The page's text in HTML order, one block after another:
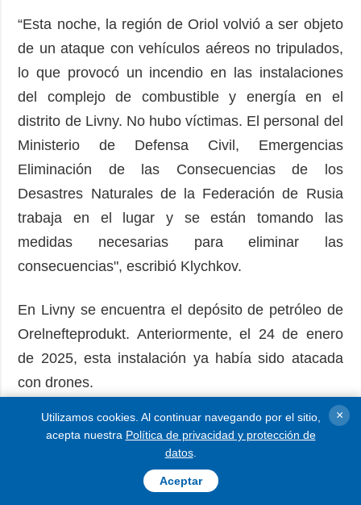
“Esta noche, la región de Oriol volvió a ser objeto
de un ataque con vehículos aéreos no tripulados,
lo que provocó un incendio en las instalaciones
del complejo de combustible y energía en el
distrito de Livny. No hubo víctimas. El personal del
Ministerio de Defensa Civil, Emergencias
Eliminación de las Consecuencias de los
Desastres Naturales de la Federación de Rusia
trabaja en el lugar y se están tomando las
medidas necesarias para eliminar las
consecuencias", escribió Klychkov.
En Livny se encuentra el depósito de petróleo de
Orelnefteprodukt. Anteriormente, el 24 de enero
de 2025, esta instalación ya había sido atacada
con drones.
Según la BBC, el Ministerio de Defensa ruso
informó de la “destrucción de 45 vehículos aéreos
no tripulados ucranianos durante la noche”.
Utilizamos cookies. Al continuar navegando por el sitio,
acepta nuestra Política de privacidad y protección de
datos.
Aceptar
×